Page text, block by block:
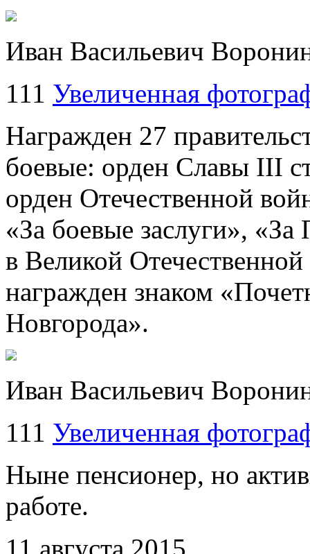
Иван Васильевич
111 Увеличенная
Награжден 27
боевые: орден Славы III
орден Отечественной
«За боевые заслуги»,
в Великой
награжден знаком
Новгорода».
Иван Васильевич
111 Увеличенная
Ныне пенсионер, но
работе.